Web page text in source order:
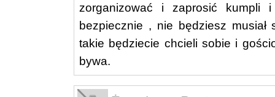
zorganizować i zaprosić kumpli
bezpiecznie , nie będziesz
takie będziecie chcieli sobie i
bywa.